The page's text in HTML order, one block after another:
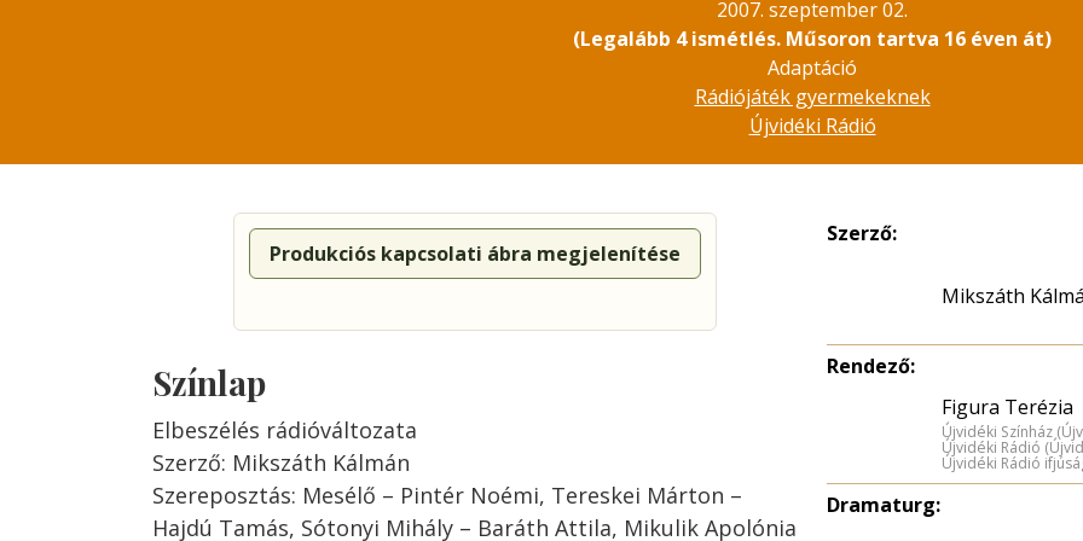
2007. szeptember 02.
(Legalább 4 ismétlés. Műsoron tartva 16 éven át)
Adaptáció
Rádiójáték gyermekeknek
Újvidéki Rádió
Produkciós kapcsolati ábra megjelenítése
Színlap
Elbeszélés rádióváltozata
Szerző: Mikszáth Kálmán
Szereposztás: Mesélő – Pintér Noémi, Tereskei Márton –
Hajdú Tamás, Sótonyi Mihály – Baráth Attila, Mikulik Apolónia
Szerző:
Mikszáth
Rendező:
Figura Terézia
Újvidéki Színház
Újvidéki Rádió
Újvidéki Rádió
Dramaturg: